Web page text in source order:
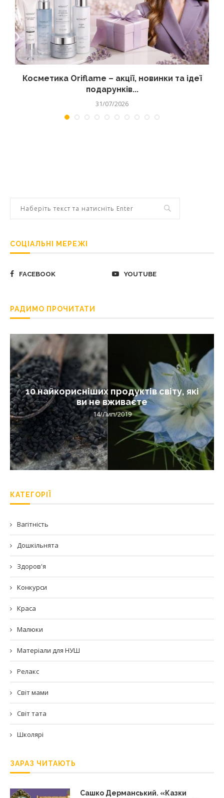
Косметика Oriflame – акції, новинки та ідеї
подарунків...
31/07/2026
СОЦІАЛЬНІ МЕРЕЖІ
FACEBOOK YOUTUBE
РАДИМО ПРОЧИТАТИ
10 найкорисніших продуктів світу, які
ви не вживаєте
14/Лип/2019
КАТЕГОРІЇ
Вагітність
Дошкільнята
Здоров'я
Конкурси
Краса
Малюки
Матеріали для НУШ
Релакс
Світ мами
Світ тата
Школярі
ЗАРАЗ ЧИТАЮТЬ
Сашко Дерманський. «Казки